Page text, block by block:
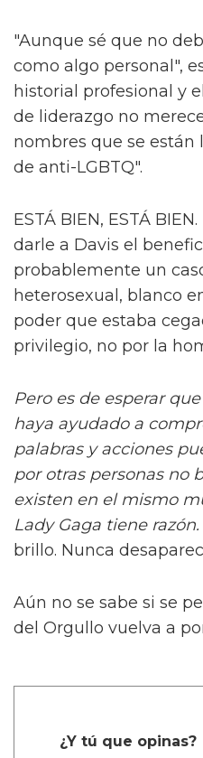
"Aunque sé que no
como algo personal",
historial profesional y
de liderazgo no
nombres que se
de anti-LGBTQ".
ESTÁ BIEN, ESTÁ
darle a Davis el
probablemente un
heterosexual, blanco
poder que estaba
privilegio, no por la
Pero es de esperar
haya ayudado a
palabras y acciones
por otras personas no
existen en el mismo
Lady Gaga tiene
brillo. Nunca
Aún no se sabe si se
del Orgullo vuelva a
¿Y tú que opinas?